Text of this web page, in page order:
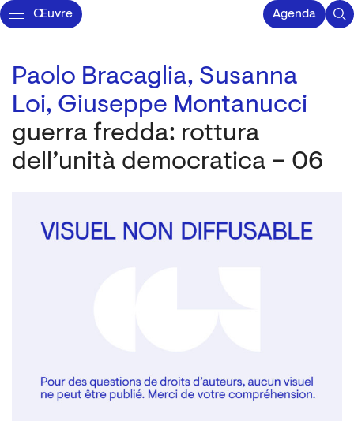
Œuvre Agenda
Paolo Bracaglia, Susanna
Loi, Giuseppe Montanucci
guerra fredda: rottura
dell’unità democratica – 06